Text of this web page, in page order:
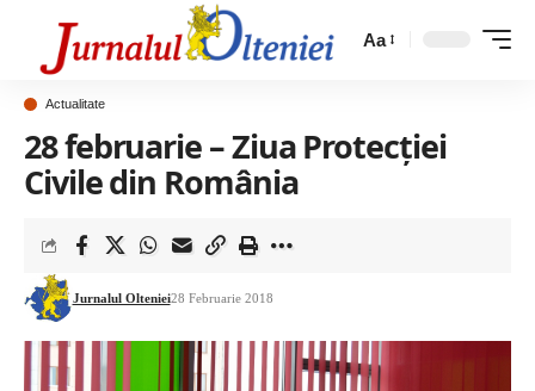
Aa
Actualitate
28 februarie – Ziua Protecţiei
Civile din România
Jurnalul Olteniei28 Februarie 2018